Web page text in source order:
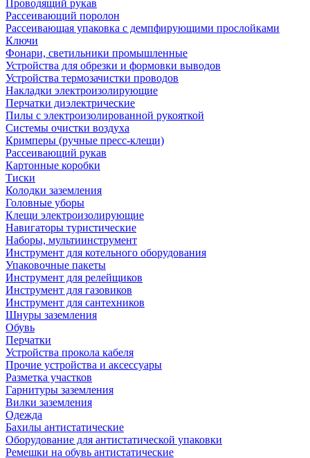
Проводящий рукав
Рассеивающий поролон
Рассеивающая упаковка с демпфирующими прослойками
Ключи
Фонари, светильники промышленные
Устройства для обрезки и формовки выводов
Устройства термозачистки проводов
Накладки электроизолирующие
Перчатки диэлектрические
Пилы с электроизолированной рукояткой
Системы очистки воздуха
Кримперы (ручные пресс-клещи)
Рассеивающий рукав
Картонные коробки
Тиски
Колодки заземления
Головные уборы
Клещи электроизолирующие
Навигаторы туристические
Наборы, мультиинструмент
Инструмент для котельного оборудования
Упаковочные пакеты
Инструмент для релейщиков
Инструмент для газовиков
Инструмент для сантехников
Шнуры заземления
Обувь
Перчатки
Устройства прокола кабеля
Прочие устройства и аксессуары
Разметка участков
Гарнитуры заземления
Вилки заземления
Одежда
Бахилы антистатические
Оборудование для антистатической упаковки
Ремешки на обувь антистатические